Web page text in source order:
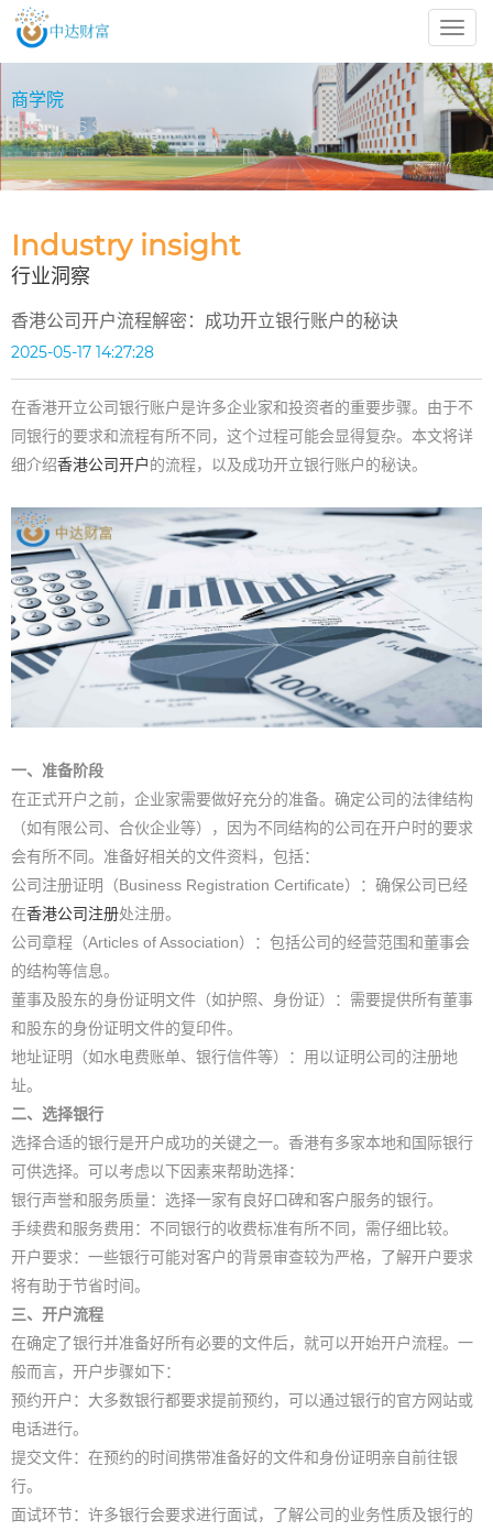
中
财
富
商学院
BUSINESS SCHOOL
Industry insight
行业洞察
香港公司开户流程解密：成功开立银行账户的秘诀
2025-05-17 14:27:28
在香港开立公司银行账户是许多企业家和投资者的重要步骤。由于不
同银行的要求和流程有所不同，这个过程可能会显得复杂。本文将详
细介绍香港公司开户的流程，以及成功开立银行账户的秘诀。
一、准备阶段
在正式开户之前，企业家需要做好充分的准备。确定公司的法律结构
（如有限公司、合伙企业等），因为不同结构的公司在开户时的要求
会有所不同。准备好相关的文件资料，包括：
公司注册证明（Business Registration Certificate）：确保公司已经
在香港公司注册处注册。
公司章程（Articles of Association）：包括公司的经营范围和董事会
的结构等信息。
董事及股东的身份证明文件（如护照、身份证）：需要提供所有董事
和股东的身份证明文件的复印件。
地址证明（如水电费账单、银行信件等）：用以证明公司的注册地
址。
二、选择银行
选择合适的银行是开户成功的关键之一。香港有多家本地和国际银行
可供选择。可以考虑以下因素来帮助选择：
银行声誉和服务质量：选择一家有良好口碑和客户服务的银行。
手续费和服务费用：不同银行的收费标准有所不同，需仔细比较。
开户要求：一些银行可能对客户的背景审查较为严格，了解开户要求
将有助于节省时间。
三、开户流程
在确定了银行并准备好所有必要的文件后，就可以开始开户流程。一
般而言，开户步骤如下：
预约开户：大多数银行都要求提前预约，可以通过银行的官方网站或
电话进行。
提交文件：在预约的时间携带准备好的文件和身份证明亲自前往银
行。
面试环节：许多银行会要求进行面试，了解公司的业务性质及银行的